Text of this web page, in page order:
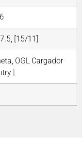
[15/11]
OGL Cargador
|